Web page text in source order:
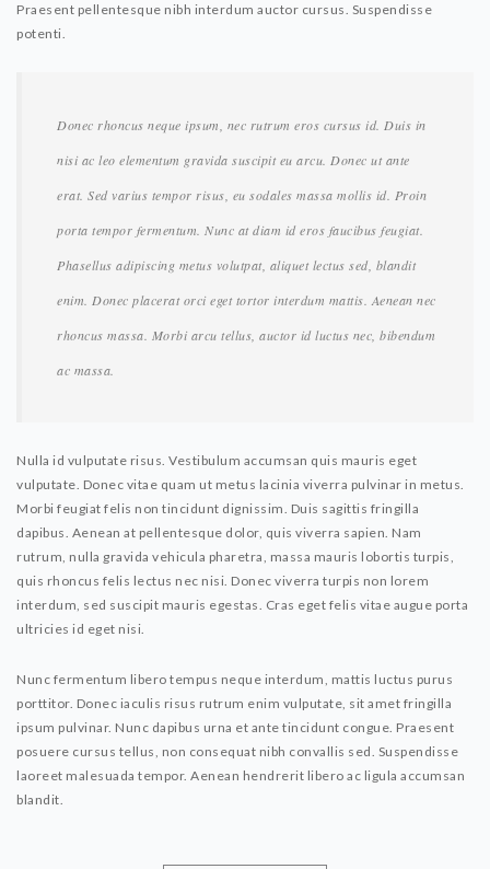
Praesent pellentesque nibh interdum auctor cursus. Suspendisse
potenti.
Donec rhoncus neque ipsum, nec rutrum eros cursus id. Duis in
nisi ac leo elementum gravida suscipit eu arcu. Donec ut ante
erat. Sed varius tempor risus, eu sodales massa mollis id. Proin
porta tempor fermentum. Nunc at diam id eros faucibus feugiat.
Phasellus adipiscing metus volutpat, aliquet lectus sed, blandit
enim. Donec placerat orci eget tortor interdum mattis. Aenean nec
rhoncus massa. Morbi arcu tellus, auctor id luctus nec, bibendum
ac massa.
Nulla id vulputate risus. Vestibulum accumsan quis mauris eget
vulputate. Donec vitae quam ut metus lacinia viverra pulvinar in metus.
Morbi feugiat felis non tincidunt dignissim. Duis sagittis fringilla
dapibus. Aenean at pellentesque dolor, quis viverra sapien. Nam
rutrum, nulla gravida vehicula pharetra, massa mauris lobortis turpis,
quis rhoncus felis lectus nec nisi. Donec viverra turpis non lorem
interdum, sed suscipit mauris egestas. Cras eget felis vitae augue porta
ultricies id eget nisi.
Nunc fermentum libero tempus neque interdum, mattis luctus purus
porttitor. Donec iaculis risus rutrum enim vulputate, sit amet fringilla
ipsum pulvinar. Nunc dapibus urna et ante tincidunt congue. Praesent
posuere cursus tellus, non consequat nibh convallis sed. Suspendisse
laoreet malesuada tempor. Aenean hendrerit libero ac ligula accumsan
blandit.